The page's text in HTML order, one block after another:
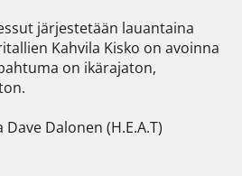
järjestetään lauantaina
Kahvila Kisko on avoinna
on ikärajaton,
Dalonen (H.E.A.T)